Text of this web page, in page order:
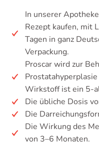
In unserer
Rezept kaufen, mit
Tagen in ganz
Verpackung.
Proscar wird zur
Wirkstoff ist ein 5-
Die übliche Dosis
Die
Die Wirkung des
von 3–6 Monaten.